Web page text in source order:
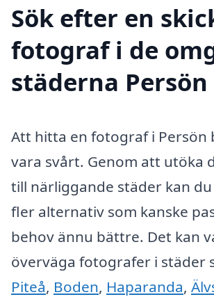
Sök efter en
fotograf i de
städerna Persön
Att hitta en fotograf i Persön
vara svårt. Genom att utöka
till närliggande städer kan
fler alternativ som kanske
behov ännu bättre. Det kan
överväga fotografer i städer
Piteå, Boden, Haparanda,